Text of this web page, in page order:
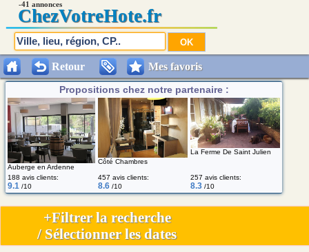
Propositions chez notre partenaire :
Auberge en Ardenne
Côté Chambres
La Ferme De Saint Julien
188 avis clients:
9.1 /10
457 avis clients:
8.6 /10
257 avis clients:
8.3 /10
Retour Mes favoris
-41 annonces
ChezVotreHote.fr
+Filtrer la recherche
/ Sélectionner les dates